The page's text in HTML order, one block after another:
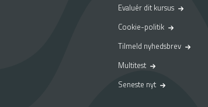
Evaluér dit kursus
Cookie-politik
Tilmeld nyhedsbrev
Multitest
Seneste nyt